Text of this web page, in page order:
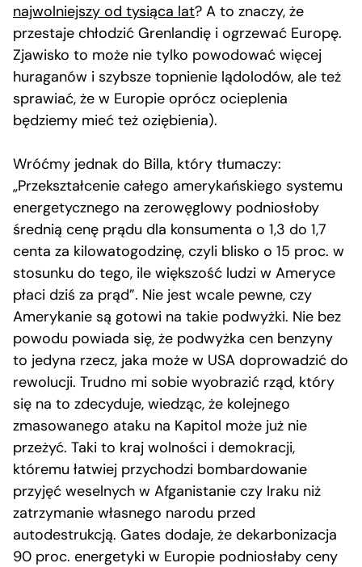
najwolniejszy od tysiąca lat? A to znaczy, że
przestaje chłodzić Grenlandię i ogrzewać Europę.
Zjawisko to może nie tylko powodować więcej
huraganów i szybsze topnienie lądolodów, ale też
sprawiać, że w Europie oprócz ocieplenia
będziemy mieć też oziębienia).
Wróćmy jednak do Billa, który tłumaczy:
„Przekształcenie całego amerykańskiego systemu
energetycznego na zerowęglowy podniosłoby
średnią cenę prądu dla konsumenta o 1,3 do 1,7
centa za kilowatogodzinę, czyli blisko o 15 proc. w
stosunku do tego, ile większość ludzi w Ameryce
płaci dziś za prąd”. Nie jest wcale pewne, czy
Amerykanie są gotowi na takie podwyżki. Nie bez
powodu powiada się, że podwyżka cen benzyny
to jedyna rzecz, jaka może w USA doprowadzić do
rewolucji. Trudno mi sobie wyobrazić rząd, który
się na to zdecyduje, wiedząc, że kolejnego
zmasowanego ataku na Kapitol może już nie
przeżyć. Taki to kraj wolności i demokracji,
któremu łatwiej przychodzi bombardowanie
przyjęć weselnych w Afganistanie czy Iraku niż
zatrzymanie własnego narodu przed
autodestrukcją. Gates dodaje, że dekarbonizacja
90 proc. energetyki w Europie podniosłaby ceny